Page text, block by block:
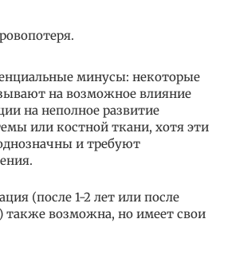
минусы: некоторые
на возможное влияние
на неполное развитие
или костной ткани, хотя эти
и требуют
(после 1-2 лет или после
также возможна, но имеет свои